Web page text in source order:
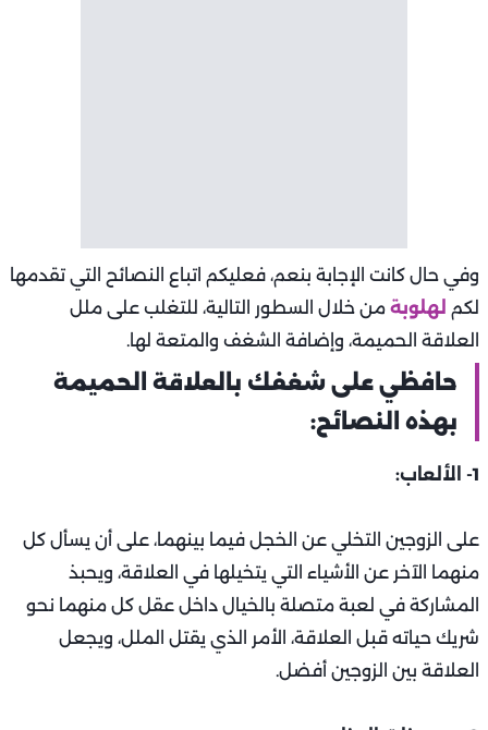
وفي حال كانت الإجابة بنعم، فعليكم اتباع النصائح التي تقدمها
لكم لهلوبة من خلال السطور التالية، للتغلب على ملل
العلاقة الحميمة، وإضافة الشغف والمتعة لها.
حافظي على شغفك بالعلاقة الحميمة
بهذه النصائح:
1- الألعاب:
على الزوجين التخلي عن الخجل فيما بينهما، على أن يسأل كل
منهما الآخر عن الأشياء التي يتخيلها في العلاقة، ويحبذ
المشاركة في لعبة متصلة بالخيال داخل عقل كل منهما نحو
شريك حياته قبل العلاقة، الأمر الذي يقتل الملل، ويجعل
العلاقة بين الزوجين أفضل.